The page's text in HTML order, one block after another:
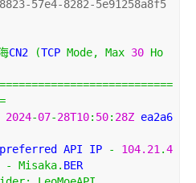
57e4-8282-5e91258a8f5
CN2 (TCP Mode, Max 30 Ho
2024-07-28T10: 50: 28Z ea2a6
preferred API IP - 104.21.4
- Misaka. BER